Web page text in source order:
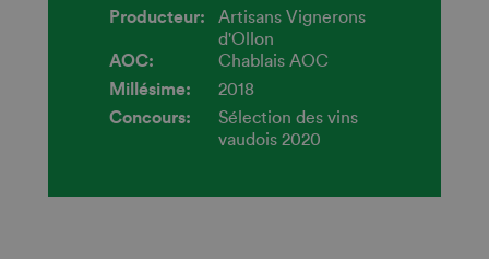
Producteur:
Artisans Vignerons
d'Ollon
AOC:
Chablais AOC
Millésime:
2018
Concours:
Sélection des vins
vaudois 2020